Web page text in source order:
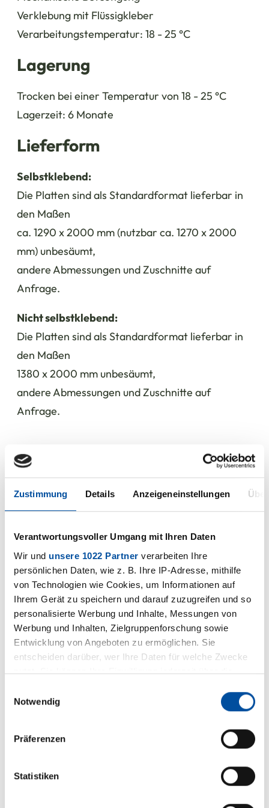
Zustimmung Details Anzeigeneinstellungen
Verantwortungsvoller Umgang mit Ihren Daten
Wir und unsere 1022 Partner verarbeiten Ihre
persönlichen Daten, wie z. B. Ihre IP-Adresse, mithilfe
von Technologien wie Cookies, um Informationen auf
Ihrem Gerät zu speichern und darauf zuzugreifen und so
personalisierte Werbung und Inhalte, Messungen von
Werbung und Inhalten, Zielgruppenforschung sowie
Entwicklung von Angeboten zu ermöglichen. Sie
entscheiden darüber, wer Ihre Daten für welche Zwecke
nutzt. Sie können Ihre Einwilligung jederzeit über die
Trigger Symbol ändern oder widerrufen
Informationen über Ihre geografische Lage erfassen,
Ihr Gerät durch aktives Scannen nach bestimmten
Erfahren Sie mehr darüber, wie Ihre persönlichen Daten
Notwendig
Präferenzen
Statistiken
Verklebung mit Flüssigkleber
Verarbeitungstemperatur: 18 - 25 °C
Lagerung
Trocken bei einer Temperatur von 18 - 25 °C
Lagerzeit: 6 Monate
Lieferform
Selbstklebend:
Die Platten sind als Standardformat lieferbar in
den Maßen
ca. 1290 x 2000 mm (nutzbar ca. 1270 x 2000
mm) unbesäumt,
andere Abmessungen und Zuschnitte auf
Anfrage.
Nicht selbstklebend:
Die Platten sind als Standardformat lieferbar in
den Maßen
1380 x 2000 mm unbesäumt,
andere Abmessungen und Zuschnitte auf
Anfrage.
Haben Sie Fragen zu unserem
Produkt?
Unsere Kolleg:innen aus dem
Geschäftsbereich Thermische und
akustische Isolierungen beraten Sie gern.
+49 5231 9607-36
schreiben